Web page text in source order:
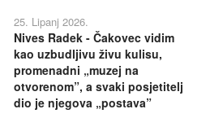
25. Lipanj 2026.
Nives Radek - Čakovec vidim
kao uzbudljivu živu kulisu,
promenadni „muzej na
otvorenom”, a svaki posjetitelj
dio je njegova „postava”